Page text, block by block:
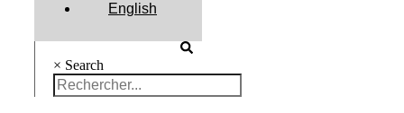
English
× Search